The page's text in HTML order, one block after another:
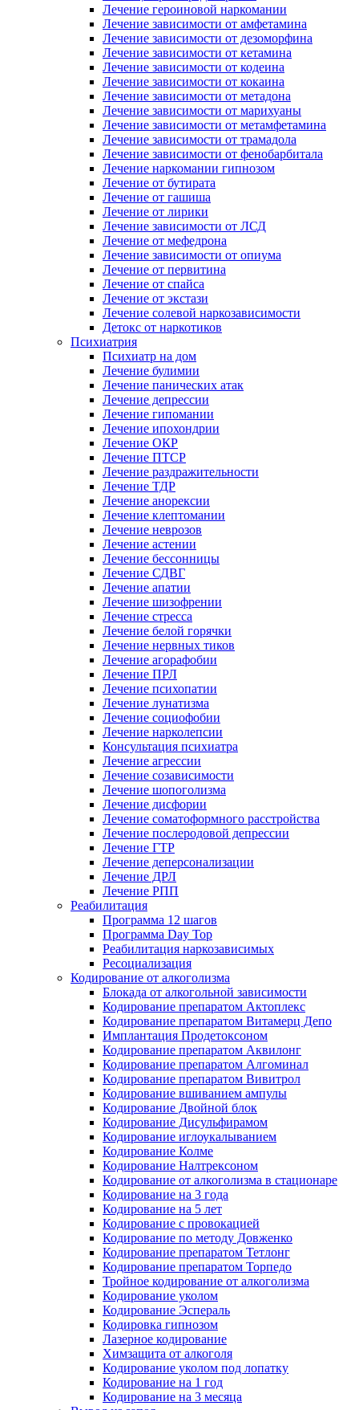
Лечение героиновой наркомании
Лечение зависимости от амфетамина
Лечение зависимости от дезоморфина
Лечение зависимости от кетамина
Лечение зависимости от кодеина
Лечение зависимости от кокаина
Лечение зависимости от метадона
Лечение зависимости от марихуаны
Лечение зависимости от метамфетамина
Лечение зависимости от трамадола
Лечение зависимости от фенобарбитала
Лечение наркомании гипнозом
Лечение от бутирата
Лечение от гашиша
Лечение от лирики
Лечение зависимости от ЛСД
Лечение от мефедрона
Лечение зависимости от опиума
Лечение от первитина
Лечение от спайса
Лечение от экстази
Лечение солевой наркозависимости
Детокс от наркотиков
Психиатрия
Психиатр на дом
Лечение булимии
Лечение панических атак
Лечение депрессии
Лечение гипомании
Лечение ипохондрии
Лечение ОКР
Лечение ПТСР
Лечение раздражительности
Лечение ТДР
Лечение анорексии
Лечение клептомании
Лечение неврозов
Лечение астении
Лечение бессонницы
Лечение СДВГ
Лечение апатии
Лечение шизофрении
Лечение стресса
Лечение белой горячки
Лечение нервных тиков
Лечение агорафобии
Лечение ПРЛ
Лечение психопатии
Лечение лунатизма
Лечение социофобии
Лечение нарколепсии
Консультация психиатра
Лечение агрессии
Лечение созависимости
Лечение шопоголизма
Лечение дисфории
Лечение соматоформного расстройства
Лечение послеродовой депрессии
Лечение ГТР
Лечение деперсонализации
Лечение ДРЛ
Лечение РПП
Реабилитация
Программа 12 шагов
Программа Day Top
Реабилитация наркозависимых
Ресоциализация
Кодирование от алкоголизма
Блокада от алкогольной зависимости
Кодирование препаратом Актоплекс
Кодирование препаратом Витамерц Депо
Имплантация Продетоксоном
Кодирование препаратом Аквилонг
Кодирование препаратом Алгоминал
Кодирование препаратом Вивитрол
Кодирование вшиванием ампулы
Кодирование Двойной блок
Кодирование Дисульфирамом
Кодирование иглоукалыванием
Кодирование Колме
Кодирование Налтрексоном
Кодирование от алкоголизма в стационаре
Кодирование на 3 года
Кодирование на 5 лет
Кодирование с провокацией
Кодирование по методу Довженко
Кодирование препаратом Тетлонг
Кодирование препаратом Торпедо
Тройное кодирование от алкоголизма
Кодирование уколом
Кодирование Эспераль
Кодировка гипнозом
Лазерное кодирование
Химзащита от алкоголя
Кодирование уколом под лопатку
Кодирование на 1 год
Кодирование на 3 месяца